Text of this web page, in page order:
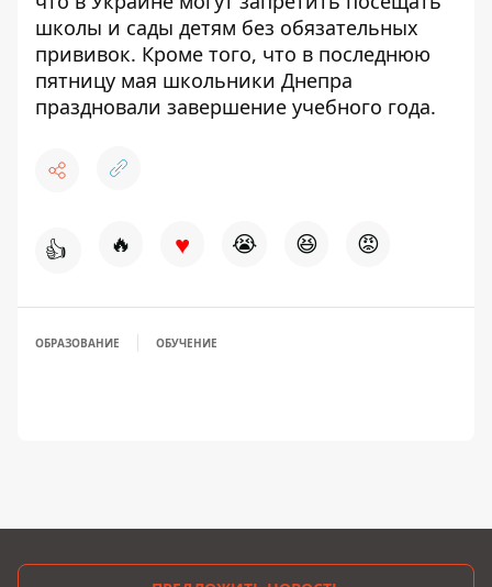
школы и сады детям без обязательных
прививок. Кроме того, что в последнюю
пятницу мая школьники Днепра
праздновали завершение учебного года.
👍 🔥 ♥ 😭 😆 😡
ОБРАЗОВАНИЕ ОБУЧЕНИЕ